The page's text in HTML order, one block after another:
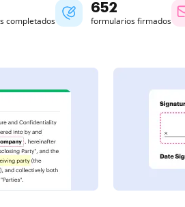
completados
652
formularios firmados